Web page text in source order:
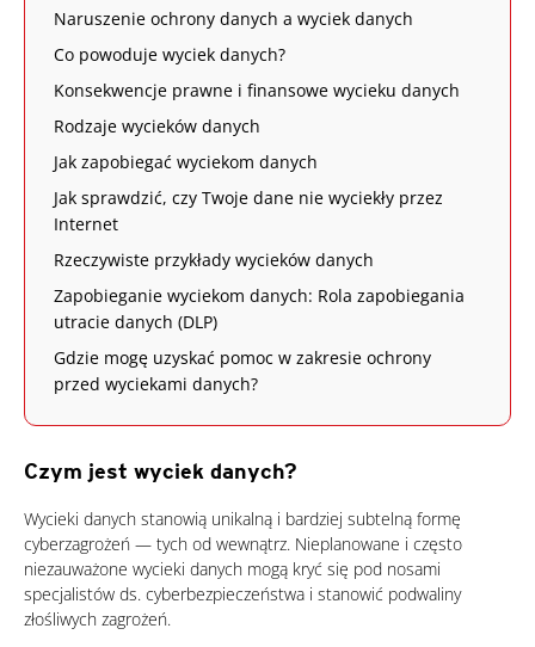
Naruszenie ochrony danych a wyciek danych
Co powoduje wyciek danych?
Konsekwencje prawne i finansowe wycieku danych
Rodzaje wycieków danych
Jak zapobiegać wyciekom danych
Jak sprawdzić, czy Twoje dane nie wyciekły przez
Internet
Rzeczywiste przykłady wycieków danych
Zapobieganie wyciekom danych: Rola zapobiegania
utracie danych (DLP)
Gdzie mogę uzyskać pomoc w zakresie ochrony
przed wyciekami danych?
Czym jest wyciek danych?
Wycieki danych stanowią unikalną i bardziej subtelną formę
cyberzagrożeń — tych od wewnątrz. Nieplanowane i często
niezauważone wycieki danych mogą kryć się pod nosami
specjalistów ds. cyberbezpieczeństwa i stanowić podwaliny
złośliwych zagrożeń.
News Article